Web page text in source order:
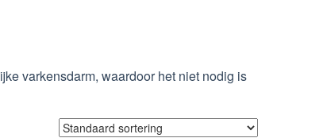
varkensdarm, waardoor het niet nodig is